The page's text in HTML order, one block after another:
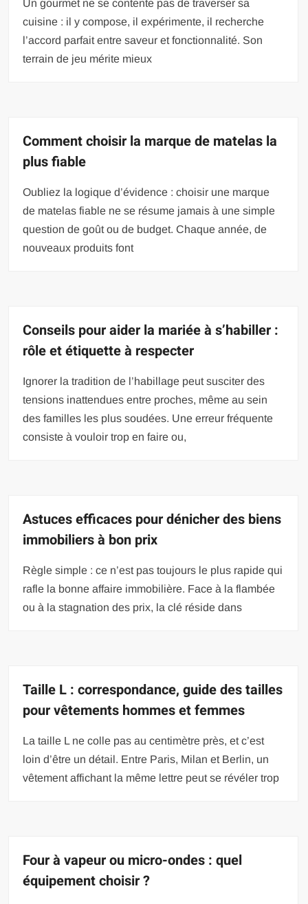
Un gourmet ne se contente pas de traverser sa
cuisine : il y compose, il expérimente, il recherche
l’accord parfait entre saveur et fonctionnalité. Son
terrain de jeu mérite mieux
Comment choisir la marque de matelas la
plus fiable
Oubliez la logique d’évidence : choisir une marque
de matelas fiable ne se résume jamais à une simple
question de goût ou de budget. Chaque année, de
nouveaux produits font
Conseils pour aider la mariée à s’habiller :
rôle et étiquette à respecter
Ignorer la tradition de l’habillage peut susciter des
tensions inattendues entre proches, même au sein
des familles les plus soudées. Une erreur fréquente
consiste à vouloir trop en faire ou,
Astuces efficaces pour dénicher des biens
immobiliers à bon prix
Règle simple : ce n’est pas toujours le plus rapide qui
rafle la bonne affaire immobilière. Face à la flambée
ou à la stagnation des prix, la clé réside dans
Taille L : correspondance, guide des tailles
pour vêtements hommes et femmes
La taille L ne colle pas au centimètre près, et c’est
loin d’être un détail. Entre Paris, Milan et Berlin, un
vêtement affichant la même lettre peut se révéler trop
Four à vapeur ou micro-ondes : quel
équipement choisir ?